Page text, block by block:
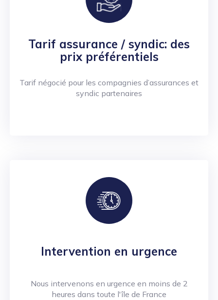
Tarif assurance / syndic: des
prix préférentiels
Tarif négocié pour les compagnies d’assurances et
syndic partenaires
Intervention en urgence
Nous intervenons en urgence en moins de 2
heures dans toute l'île de France